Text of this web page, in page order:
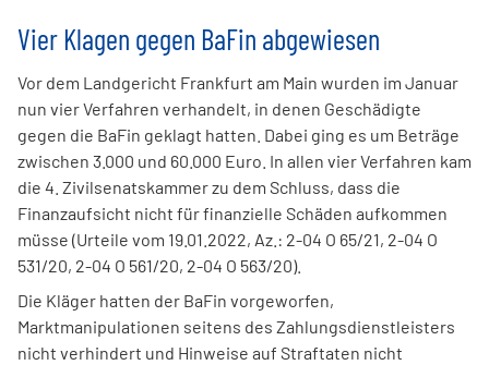
Vier Klagen gegen BaFin abgewiesen
Vor dem Landgericht Frankfurt am Main wurden im Januar
nun vier Verfahren verhandelt, in denen Geschädigte
gegen die BaFin geklagt hatten. Dabei ging es um Beträge
zwischen 3.000 und 60.000 Euro. In allen vier Verfahren kam
die 4. Zivilsenatskammer zu dem Schluss, dass die
Finanzaufsicht nicht für finanzielle Schäden aufkommen
müsse (Urteile vom 19.01.2022, Az.: 2-04 O 65/21, 2-04 O
531/20, 2-04 O 561/20, 2-04 O 563/20).
Die Kläger hatten der BaFin vorgeworfen,
Marktmanipulationen seitens des Zahlungsdienstleisters
nicht verhindert und Hinweise auf Straftaten nicht